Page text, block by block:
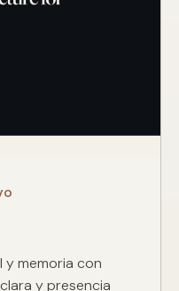
y memoria con
y presencia